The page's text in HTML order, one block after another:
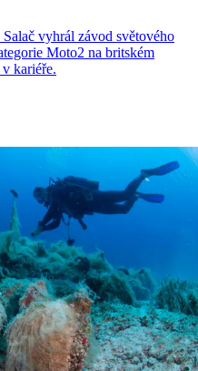
vyhrál závod světového
Moto2 na britském
kariéře.